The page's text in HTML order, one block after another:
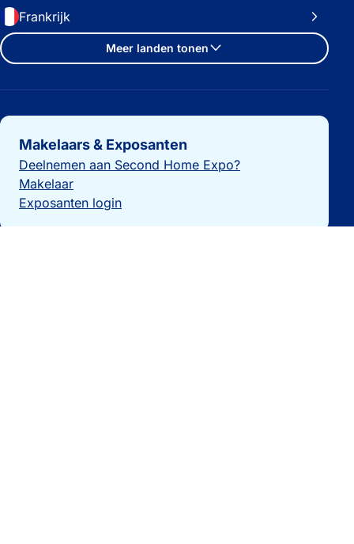
Frankrijk
Meer landen tonen
Belangrijke links
Makelaars & Exposanten
Deelnemen aan Second Home Expo?
Makelaar
Exposanten login